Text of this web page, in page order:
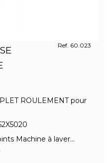
Ref. 60.023
ROULEMENT pour
Machine à laver...